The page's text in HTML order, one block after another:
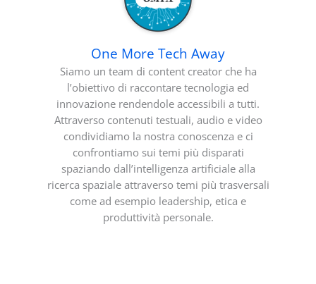
One More Tech Away
Siamo un team di content creator che ha
l’obiettivo di raccontare tecnologia ed
innovazione rendendole accessibili a tutti.
Attraverso contenuti testuali, audio e video
condividiamo la nostra conoscenza e ci
confrontiamo sui temi più disparati
spaziando dall’intelligenza artificiale alla
ricerca spaziale attraverso temi più trasversali
come ad esempio leadership, etica e
produttività personale.